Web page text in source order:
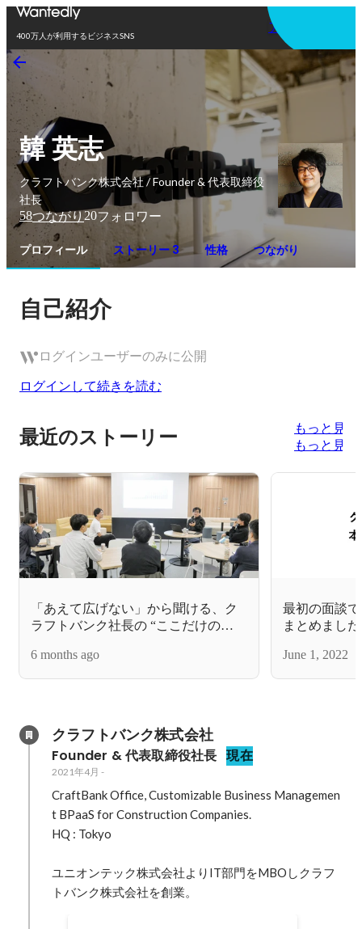
400万人が利用するビジネスSNS
アプリを使う
韓 英志
クラフトバンク株式会社 / Founder & 代表取締役
社長
58つながり 20フォロワー
プロフィール ストーリー 3 性格 つながり
自己紹介
ログインユーザーのみに公開
ログインして続きを読む
最近のストーリー
もっと見る
もっと見る
「あえて広げない」から聞ける、ク
ラフトバンク社長の “ここだけの
6 months ago
最初の面談
まとめました
June 1, 2022
クラフトバンク株式会社
Founder & 代表取締役社長 現在
2021年4月 -
CraftBank Office, Customizable Business Managemen
t BPaaS for Construction Companies.
HQ : Tokyo
ユニオンテック株式会社よりIT部門をMBOしクラフ
トバンク株式会社を創業。